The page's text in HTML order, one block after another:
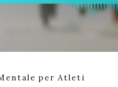
per Atleti